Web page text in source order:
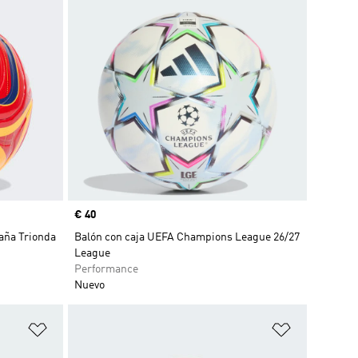
Trionda
Precio
€ 40
Balón con caja UEFA Champions League 26/27
League
Performance
Nuevo